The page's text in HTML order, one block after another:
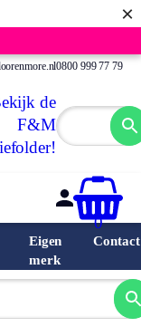
×
0800 999 77 79
de
F&M
0
Eigen
merk
Contact